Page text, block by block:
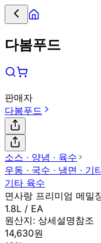
다봄푸드
판매자
다봄푸드
소스 ∙ 양념 ∙ 육수
우동 ∙ 국수 ∙ 냉면 ∙ 기
기타 육수
면사랑 프리미엄 메밀
1.8L / EA
원산지: 상세설명참조
14,630원